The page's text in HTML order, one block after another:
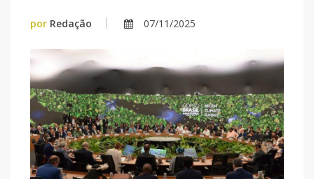
por Redação 07/11/2025